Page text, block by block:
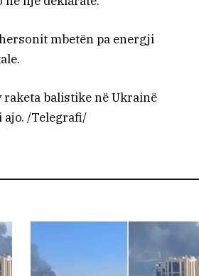
mbetën pa energji
balistike në Ukrainë
ajo. /Telegrafi/